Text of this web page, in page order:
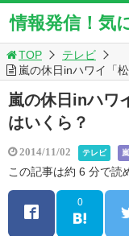
情報発信！気
TOP
テレビ
嵐の休日inハワイ「
嵐の休日inハワ
はいくら？
2014/11/02 テレビ 嵐
この記事は約 6 分で読
0